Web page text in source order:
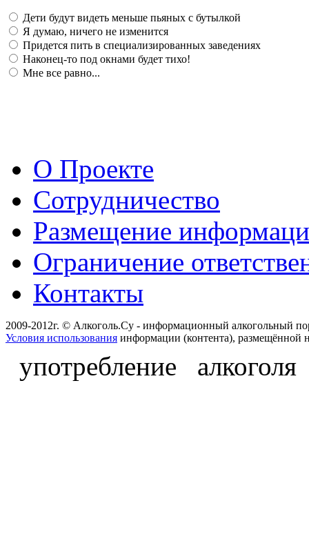
Дети будут видеть меньше пьяных с бутылкой
Я думаю, ничего не изменится
Придется пить в специализированных заведениях
Наконец-то под окнами будет тихо!
Мне все равно...
О Проекте
Сотрудничество
Размещение
Ограничение
Контакты
2009-2012г. © Алкоголь.Су - информационный алкогольный
Условия использования информации (контента), размещённой
употребление